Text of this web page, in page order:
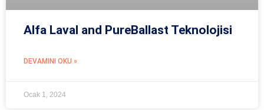
Alfa Laval and PureBallast Teknolojisi
DEVAMINI OKU »
Ocak 1, 2024